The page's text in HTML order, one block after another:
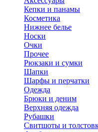
Кепки и панамы
Косметика
Нижнее белье
Носки
Очки
Прочее
Рюкзаки и сумки
Шапки
Шарфы и перчатки
Одежда
Брюки и деним
Верхняя одежда
Рубашки
Свитшоты и